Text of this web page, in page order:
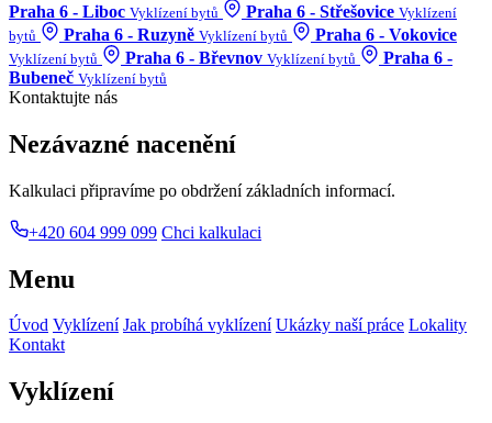
Praha 6 - Liboc Vyklízení bytů Praha 6 - Střešovice Vyklízení
bytů
Praha 6 - Ruzyně Vyklízení bytů Praha 6 - Vokovice
Vyklízení bytů Praha 6 - Břevnov Vyklízení bytů
Praha 6 -
Bubeneč Vyklízení bytů
Kontaktujte nás
Nezávazné nacenění
Kalkulaci připravíme po obdržení základních informací.
+420 604 999 099 Chci kalkulaci
Menu
Úvod Vyklízení Jak probíhá vyklízení Ukázky naší práce Lokality
Kontakt
Vyklízení